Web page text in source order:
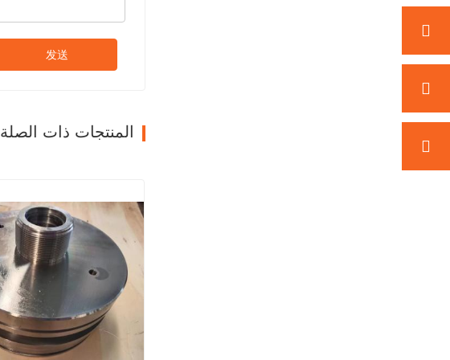
发送
المنتجات ذات الصلة